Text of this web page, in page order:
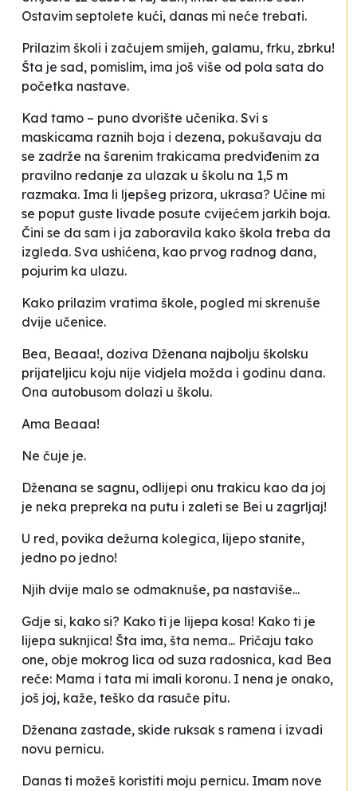
Ostavim septolete kući, danas mi neće trebati.
Prilazim školi i začujem smijeh, galamu, frku, zbrku!
Šta je sad, pomislim, ima još više od pola sata do
početka nastave.
Kad tamo – puno dvorište učenika. Svi s
maskicama raznih boja i dezena, pokušavaju da
se zadrže na šarenim trakicama predviđenim za
pravilno redanje za ulazak u školu na 1,5 m
razmaka. Ima li ljepšeg prizora, ukrasa? Učine mi
se poput guste livade posute cvijećem jarkih boja.
Čini se da sam i ja zaboravila kako škola treba da
izgleda. Sva ushićena, kao prvog radnog dana,
pojurim ka ulazu.
Kako prilazim vratima škole, pogled mi skrenuše
dvije učenice.
Bea, Beaaa!, doziva Dženana najbolju školsku
prijateljicu koju nije vidjela možda i godinu dana.
Ona autobusom dolazi u školu.
Ama Beaaa!
Ne čuje je.
Dženana se sagnu, odlijepi onu trakicu kao da joj
je neka prepreka na putu i zaleti se Bei u zagrljaj!
U red, povika dežurna kolegica, lijepo stanite,
jedno po jedno!
Njih dvije malo se odmaknuše, pa nastaviše...
Gdje si, kako si? Kako ti je lijepa kosa! Kako ti je
lijepa suknjica! Šta ima, šta nema... Pričaju tako
one, obje mokrog lica od suza radosnica, kad Bea
reče: Mama i tata mi imali koronu. I nena je onako,
još joj, kaže, teško da rasuče pitu.
Dženana zastade, skide ruksak s ramena i izvadi
novu pernicu.
Danas ti možeš koristiti moju pernicu. Imam nove